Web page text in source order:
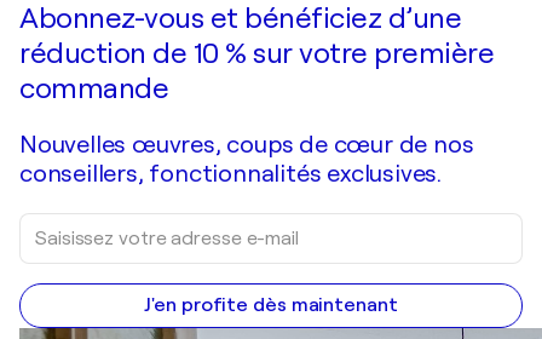
Abonnez-vous et bénéficiez d’une
réduction de 10 % sur votre première
commande
Nouvelles œuvres, coups de cœur de nos
conseillers, fonctionnalités exclusives.
J'en profite dès maintenant